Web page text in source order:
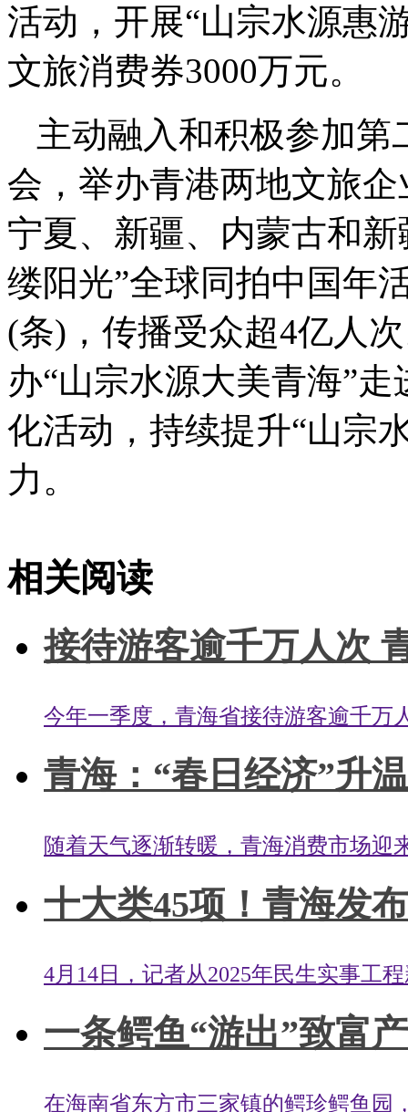
活动，开展“山宗水源惠
文旅消费券3000万元。
主动融入和积极参加
会，举办青港两地文旅
宁夏、新疆、内蒙古和
缕阳光”全球同拍中国年
(条)，传播受众超4亿人
办“山宗水源大美青海”
化活动，持续提升“山宗
力。
相关阅读
接待游客逾千万人次
今年一季度，青海省接待游客逾千万
青海：“春日经济”升
随着天气逐渐转暖，青海消费市场迎
十大类45项！青海发
4月14日，记者从2025年民生实事工
一条鳄鱼“游出”致富
在海南省东方市三家镇的鳄珍鳄鱼园